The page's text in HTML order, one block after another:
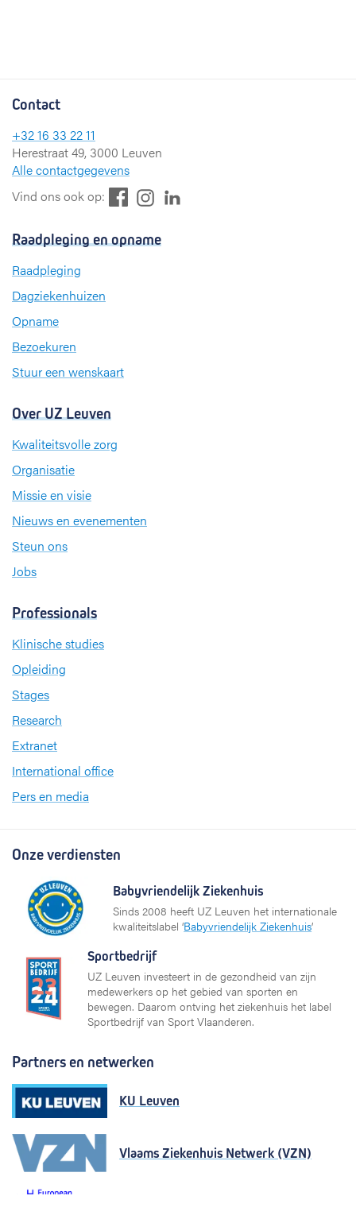
Contact
+32 16 33 22 11
Herestraat 49, 3000 Leuven
Alle contactgegevens
Vind ons ook op:
e
t
Raadpleging en opname
Raadpleging
Dagziekenhuizen
Opname
Bezoekuren
Stuur een wenskaart
Over UZ Leuven
Kwaliteitsvolle zorg
Organisatie
Missie en visie
Nieuws en evenementen
Steun ons
Jobs
Professionals
Klinische studies
Opleiding
Stages
Research
Extranet
International office
Pers en media
Onze verdiensten
Babyvriendelijk Ziekenhuis
Sinds 2008 heeft UZ Leuven het internationale
kwaliteitslabel ‘Babyvriendelijk Ziekenhuis’
Sportbedrijf
UZ Leuven investeert in de gezondheid van zijn
medewerkers op het gebied van sporten en
bewegen. Daarom ontving het ziekenhuis het label
Sportbedrijf van Sport Vlaanderen.
Partners en netwerken
KU Leuven
Vlaams Ziekenhuis Netwerk (VZN)